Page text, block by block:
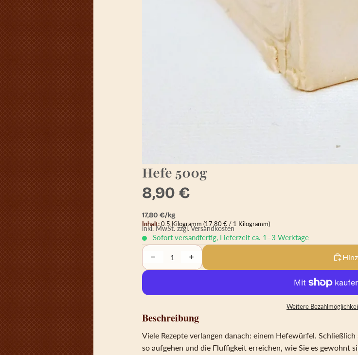
Hefe 500g
8,90 €
17,80 €/kg
Inhalt:0.5 Kilogramm (17,80 € / 1 Kilogramm)
inkl. MwSt.zzgl. Versandkosten
Sofort versandfertig, Lieferzeit ca. 1–3 Werktage
Decrease quantityIncrease quantity
Weitere
Beschreibung
Viele Rezepte verlangen danach: einem Hefewürfel.
so aufgehen und die Fluffigkeit erreichen, wie Sie es gewohnt